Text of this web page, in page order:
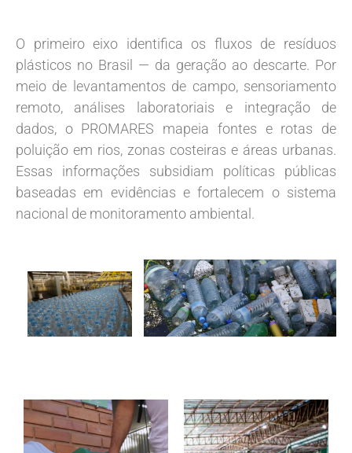
O primeiro eixo identifica os fluxos de resíduos
plásticos no Brasil — da geração ao descarte. Por
meio de levantamentos de campo, sensoriamento
remoto, análises laboratoriais e integração de
dados, o PROMARES mapeia fontes e rotas de
poluição em rios, zonas costeiras e áreas urbanas.
Essas informações subsidiam políticas públicas
baseadas em evidências e fortalecem o sistema
nacional de monitoramento ambiental.